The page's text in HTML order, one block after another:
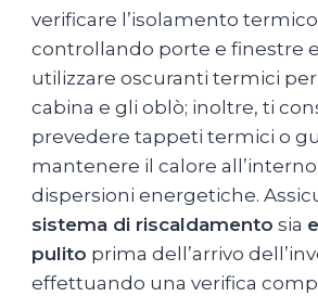
verificare l’isolamento
controllando porte e finestre
utilizzare oscuranti termici
cabina e gli oblò; inoltre, ti
prevedere tappeti termici o
mantenere il calore
dispersioni energetiche.
sistema di riscaldamento sia
pulito prima dell’arrivo
effettuando una verifica